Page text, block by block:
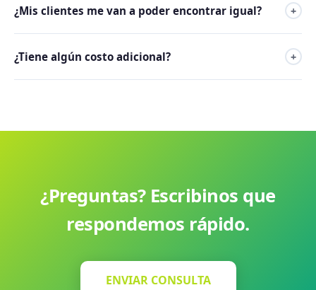
proveedor proxy en el registro público, manteniendo tu
¿Mis clientes me van a poder encontrar igual? +
sitio web, no del directorio WHOIS.
¿Tiene algún costo adicional? +
¿Preguntas? Escribinos que
respondemos rápido.
ENVIAR CONSULTA